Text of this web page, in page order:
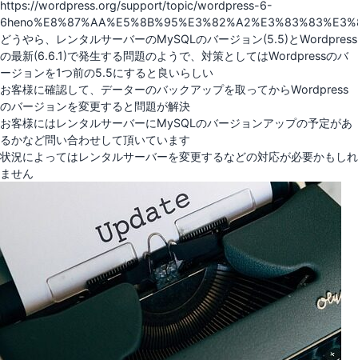
https://wordpress.org/support/topic/wordpress-6-
どうやら、レンタルサーバーのMySQLのバージョン(5.5)とWordpress
の最新(6.6.1)で発生する問題のようで、対策としてはWordpressのバ
ージョンを1つ前の5.5にすると良いらしい
お客様に確認して、データーのバックアップを取ってからWordpress
のバージョンを変更すると問題が解決
お客様にはレンタルサーバーにMySQLのバージョンアップの予定があ
るかなど問い合わせして頂いています
状況によってはレンタルサーバーを変更するなどの対応が必要かもしれ
ません